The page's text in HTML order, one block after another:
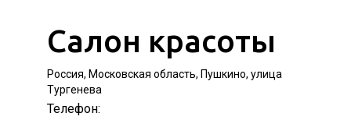
Салон красоты
Россия, Московская область, Пушкино, улица
Тургенева
Телефон: